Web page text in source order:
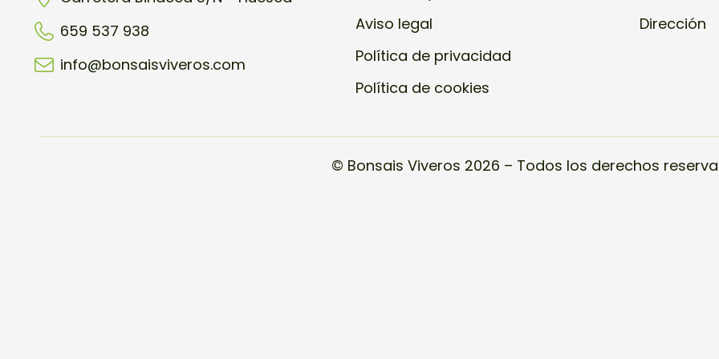
659 537 938
info@bonsaisviveros.com
Aviso legal
Política de privacidad
Política de cookies
Dirección
© Bonsais Viveros 2026 – Todos los derechos